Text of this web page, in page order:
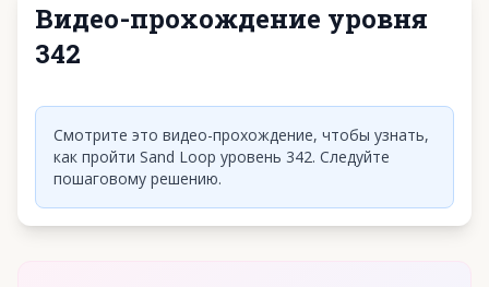
Видео-прохождение уровня
342
Смотрите это видео-прохождение, чтобы узнать,
как пройти Sand Loop уровень 342. Следуйте
пошаговому решению.